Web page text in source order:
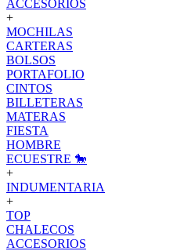
ACCESORIOS
+
MOCHILAS
CARTERAS
BOLSOS
PORTAFOLIO
CINTOS
BILLETERAS
MATERAS
FIESTA
HOMBRE
ECUESTRE 🐎
+
INDUMENTARIA
+
TOP
CHALECOS
ACCESORIOS